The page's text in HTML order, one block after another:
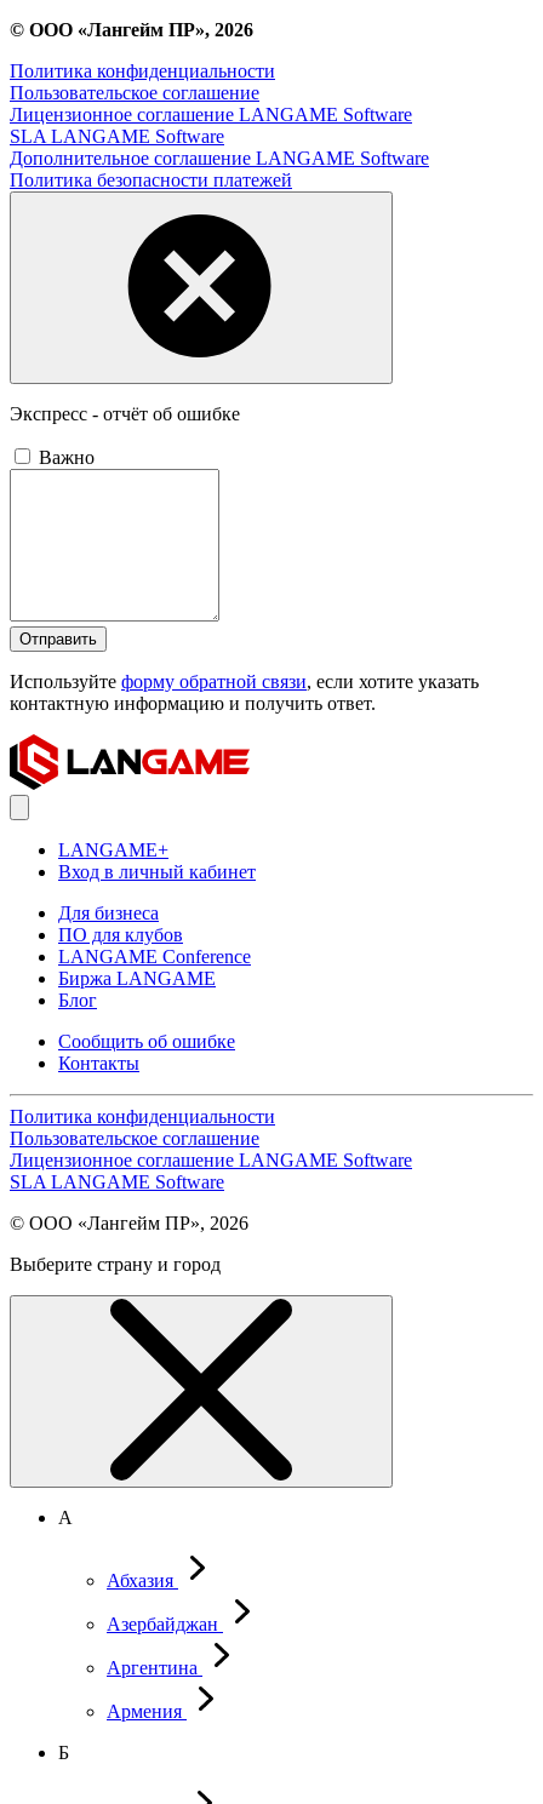
© ООО «Лангейм ПР», 2026
Политика конфиденциальности
Пользовательское соглашение
Лицензионное соглашение LANGAME Software
SLA LANGAME Software
Дополнительное соглашение LANGAME Software
Политика безопасности платежей
Экспресс - отчёт об ошибке
Важно
Отправить
Используйте форму обратной связи, если хотите указать
контактную информацию и получить ответ.
LANGAME+
Вход в личный кабинет
Для бизнеса
ПО для клубов
LANGAME Conference
Биржа LANGAME
Блог
Сообщить об ошибке
Контакты
Политика конфиденциальности
Пользовательское соглашение
Лицензионное соглашение LANGAME Software
SLA LANGAME Software
© ООО «Лангейм ПР», 2026
Выберите страну и город
А
Абхазия
Азербайджан
Аргентина
Армения
Б